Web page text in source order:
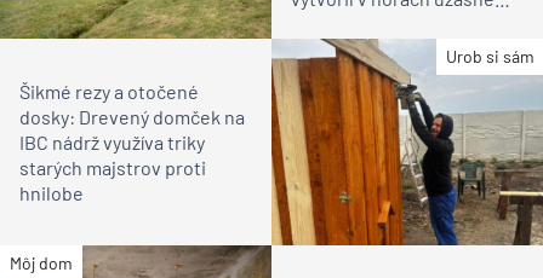
Urob si sám
Šikmé rezy a otočené
dosky: Drevený domček na
IBC nádrž využíva triky
starých majstrov proti
hnilobe
Môj dom